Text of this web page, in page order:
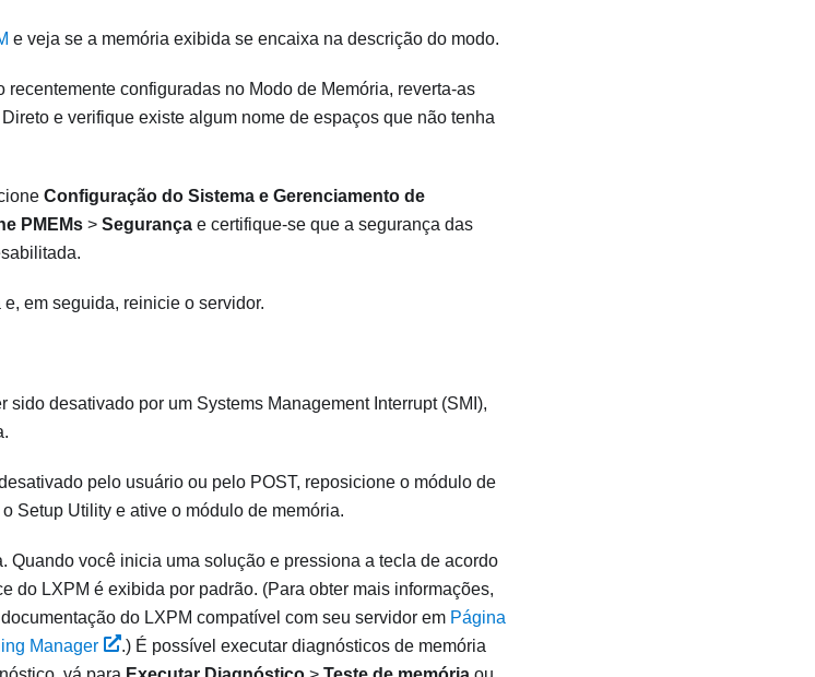
e veja se a memória exibida se encaixa na descrição do modo.
recentemente configuradas no Modo de Memória, reverta-as
e verifique existe algum nome de espaços que não tenha
Configuração do Sistema e Gerenciamento de
PMEMs > Segurança e certifique-se que a segurança das
em seguida, reinicie o servidor.
sido desativado por um Systems Management Interrupt (SMI),
pelo usuário ou pelo POST, reposicione o módulo de
Setup Utility e ative o módulo de memória.
Quando você inicia uma solução e pressiona a tecla de acordo
do LXPM é exibida por padrão. (Para obter mais informações,
do LXPM compatível com seu servidor em Página
Manager
.)É possível executar diagnósticos de memória